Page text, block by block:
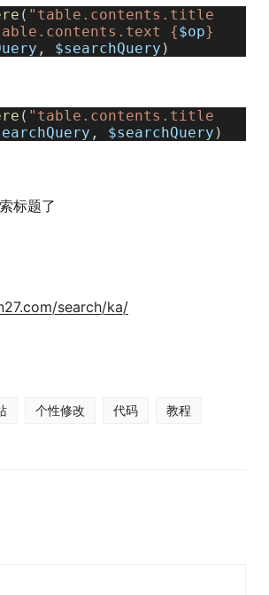
( "table.contents.title
{$op}
, $searchQuery )
( "table.contents.title
, $searchQuery )
标题了
search/ka/
个性修改 代码 教程